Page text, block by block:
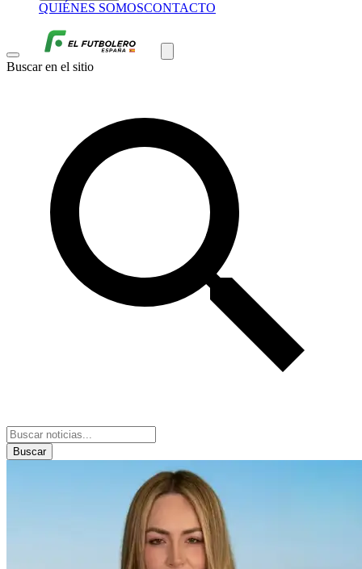
QUIÉNES SOMOSCONTACTO
Buscar en el sitio
Buscar